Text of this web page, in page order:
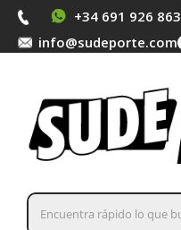
+34 691 926 863
info@sudeporte.com